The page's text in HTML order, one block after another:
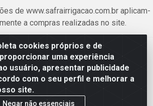
cookies próprios e de
uma experiência
usuário, apresentar publicidade
com o seu perfil e melhorar a
site.
Negar não essenciais
de www.safrairrigacao.com.br aplicam-
a compras realizadas no site.
LTDA - Avenida Castelo Branco, 5330 -
Goiânia/GO - CEP 74.433-205 - CNPJ
06.315.490/0001-00